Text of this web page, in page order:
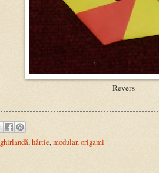
Revers
ghirlandă,hârtie,modular,origami